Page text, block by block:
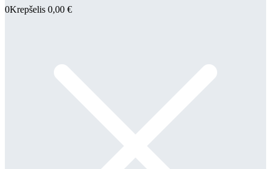
0Krepšelis 0,00 €